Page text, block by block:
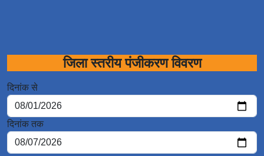
जिला स्तरीय पंजीकरण विवरण
दिनांक से
दिनांक तक